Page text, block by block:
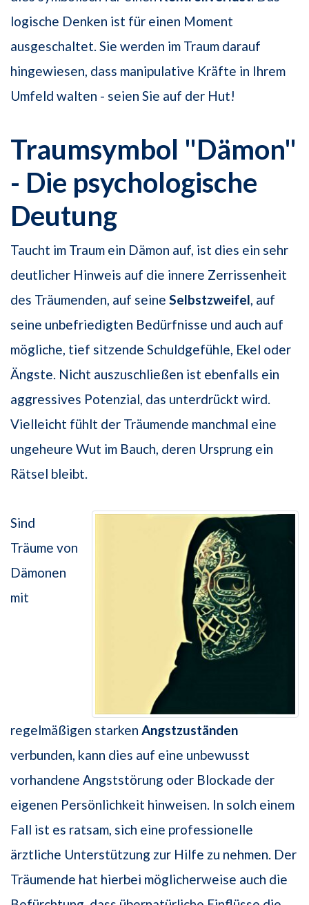
logische Denken ist für einen Moment
ausgeschaltet. Sie werden im Traum darauf
hingewiesen, dass manipulative Kräfte in Ihrem
Umfeld walten - seien Sie auf der Hut!
Traumsymbol "Dämon"
- Die psychologische
Deutung
Taucht im Traum ein Dämon auf, ist dies ein sehr
deutlicher Hinweis auf die innere Zerrissenheit
des Träumenden, auf seine Selbstzweifel , auf
seine unbefriedigten Bedürfnisse und auch auf
mögliche, tief sitzende Schuldgefühle, Ekel oder
Ängste. Nicht auszuschließen ist ebenfalls ein
aggressives Potenzial, das unterdrückt wird.
Vielleicht fühlt der Träumende manchmal eine
ungeheure Wut im Bauch, deren Ursprung ein
Rätsel bleibt.
Sind
Träume von
Dämonen
mit
regelmäßigen starken Angstzuständen
verbunden, kann dies auf eine unbewusst
vorhandene Angststörung oder Blockade der
eigenen Persönlichkeit hinweisen. In solch einem
Fall ist es ratsam, sich eine professionelle
ärztliche Unterstützung zur Hilfe zu nehmen. Der
Träumende hat hierbei möglicherweise auch die